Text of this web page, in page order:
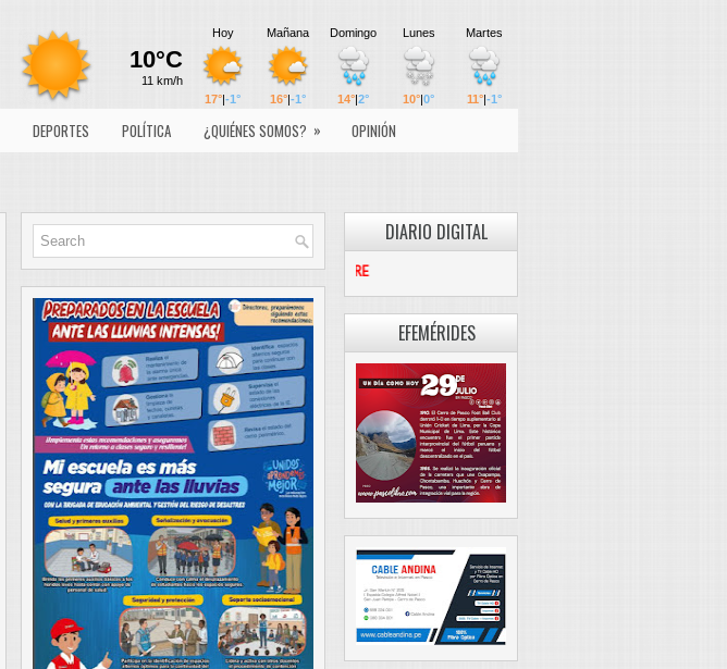
DEPORTES POLÍTICA ¿QUIÉNES SOMOS? »
OPINIÓN
DIARIO DIGITAL
EFEMÉRIDES